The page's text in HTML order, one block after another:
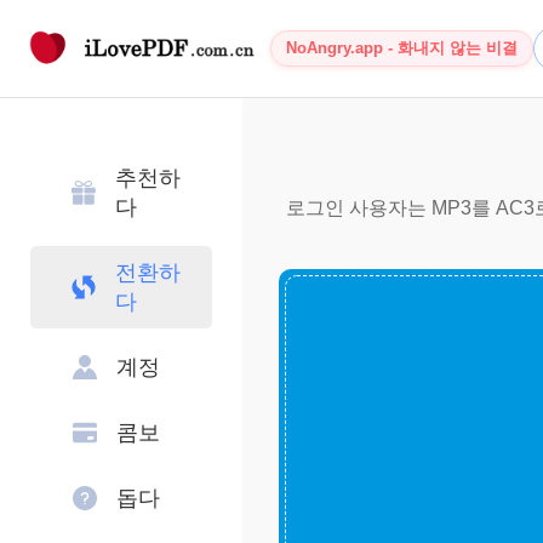
NoAngry.app - 화내지 않는 비결
추천하
다
전환하
다
계정
콤보
돕다
로그인 사용자는 MP3를